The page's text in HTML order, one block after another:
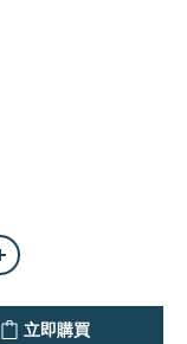
立即購買